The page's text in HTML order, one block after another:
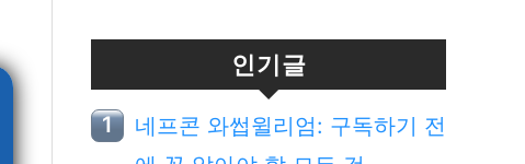
인기글
네프콘 와썹윌리엄: 구독하기 전